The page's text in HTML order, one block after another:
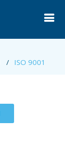
ISO 9001